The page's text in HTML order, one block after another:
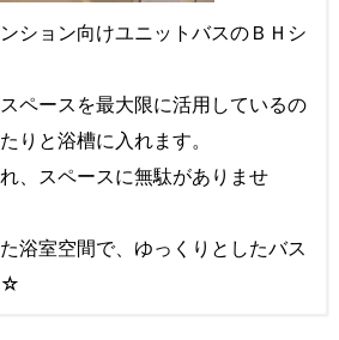
ション向けユニットバスのＢＨシ
ペースを最大限に活用しているの
りと浴槽に入れます。
、スペースに無駄がありませ
浴室空間で、ゆっくりとしたバス
☆